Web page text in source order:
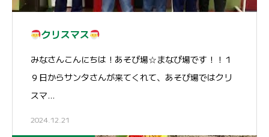
クリスマス
みなさんこんにちは！あそび場☆まなび場です！！１
９日からサンタさんが来てくれて、あそび場ではクリ
スマ…
2024.12.21